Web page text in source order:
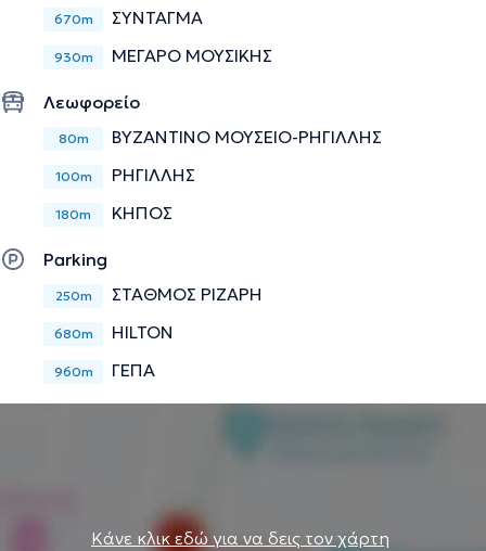
670m ΣΥΝΤΑΓΜΑ
930m ΜΕΓΑΡΟ ΜΟΥΣΙΚΗΣ
Λεωφορείο
80m ΒΥΖΑΝΤΙΝΟ ΜΟΥΣΕΙΟ-ΡΗΓΙΛΛΗΣ
100m ΡΗΓΙΛΛΗΣ
180m ΚΗΠΟΣ
Parking
250m ΣΤΑΘΜΟΣ ΡΙΖΑΡΗ
680m HILTON
960m ΓΕΠΑ
Κάνε κλικ εδώ για να δεις τον χάρτη